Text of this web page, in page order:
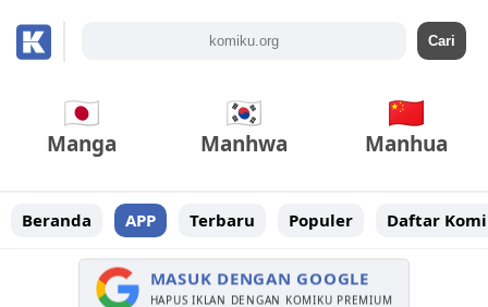
Manga Manhwa Manhua
Beranda APP Terbaru Populer Daftar
MASUK DENGAN GOOGLE
HAPUS IKLAN DENGAN KOMIKU PREMIUM